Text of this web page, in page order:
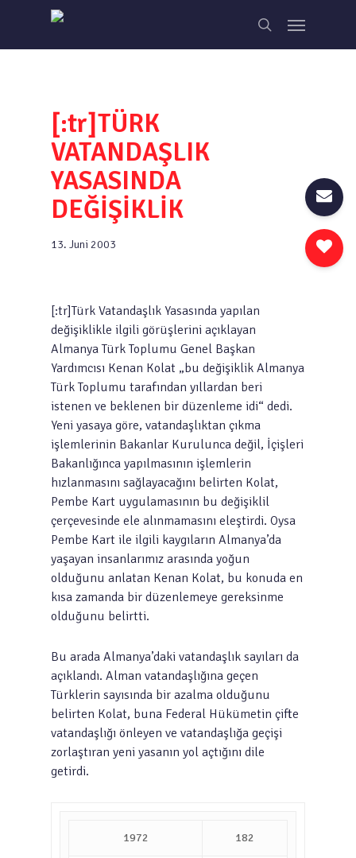
main
search
Menu
[:tr]TÜRK
VATANDAŞLIK
YASASINDA
DEĞİŞİKLİK
13. Juni 2003
[:tr]Türk Vatandaşlık Yasasında yapılan
değişiklikle ilgili görüşlerini açıklayan
Almanya Türk Toplumu Genel Başkan
Yardımcısı Kenan Kolat „bu değişiklik Almanya
Türk Toplumu tarafından yıllardan beri
istenen ve beklenen bir düzenleme idi“ dedi.
Yeni yasaya göre, vatandaşlıktan çıkma
işlemlerinin Bakanlar Kurulunca değil, İçişleri
Bakanlığınca yapılmasının işlemlerin
hızlanmasını sağlayacağını belirten Kolat,
Pembe Kart uygulamasının bu değişiklil
çerçevesinde ele alınmamasını eleştirdi. Oysa
Pembe Kart ile ilgili kaygıların Almanya’da
yaşayan insanlarımız arasında yoğun
olduğunu anlatan Kenan Kolat, bu konuda en
kısa zamanda bir düzenlemeye gereksinme
olduğunu belirtti.
Bu arada Almanya’daki vatandaşlık sayıları da
açıklandı. Alman vatandaşlığına geçen
Türklerin sayısında bir azalma olduğunu
belirten Kolat, buna Federal Hükümetin çifte
vatandaşlığı önleyen ve vatandaşlığa geçişi
zorlaştıran yeni yasanın yol açtığını dile
getirdi.
1972 182